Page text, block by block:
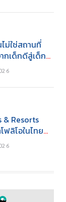
ไม่ใช่สถานที่
กเด็กดีสู่เด็ก
าฏกรรมกราด
& Resorts
ลิโอในไทย
Inn